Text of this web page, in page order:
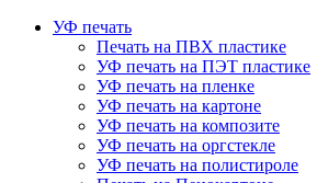
УФ печать
Печать на ПВХ пластике
УФ печать на ПЭТ пластике
УФ печать на пленке
УФ печать на картоне
УФ печать на композите
УФ печать на оргстекле
УФ печать на полистироле